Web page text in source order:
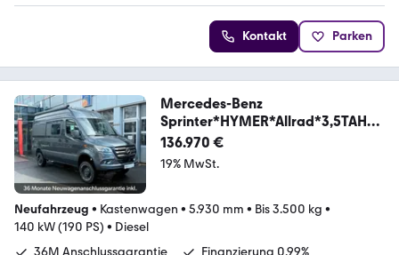
Kontakt Parken
Mercedes-Benz
Sprinter*HYMER*Allrad*3,5TAHK*
Lithium**AKTION**
136.970 €
19% MwSt.
Neufahrzeug • Kastenwagen • 5.930 mm • Bis 3.500 kg •
140 kW (190 PS) • Diesel